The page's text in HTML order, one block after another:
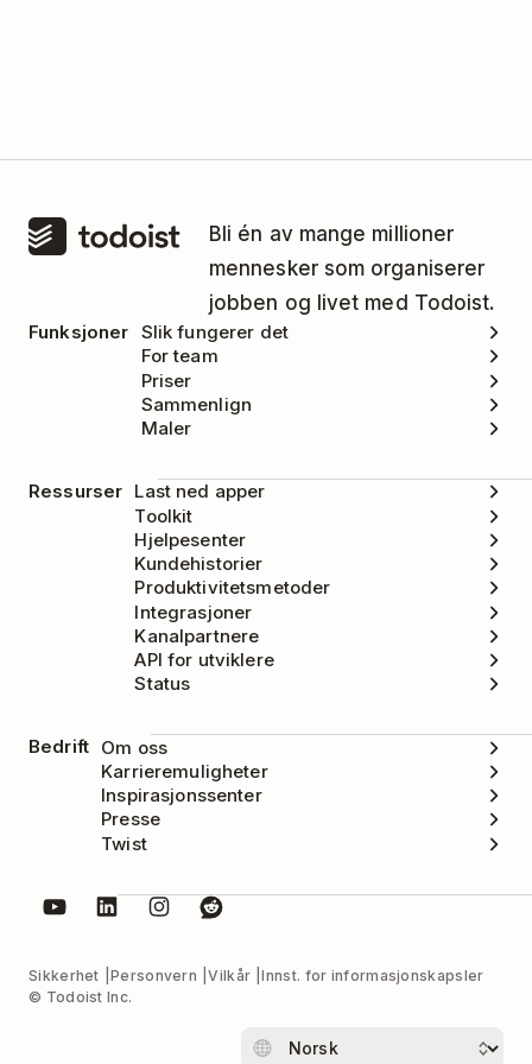
Bli én av mange millioner
mennesker som organiserer
jobben og livet med Todoist.
Funksjoner Slik fungerer det
For team
Priser
Sammenlign
Maler
Ressurser Last ned apper
Toolkit
Hjelpesenter
Kundehistorier
Produktivitetsmetoder
Integrasjoner
Kanalpartnere
API for utviklere
Status
Bedrift Om oss
Karrieremuligheter
Inspirasjonssenter
Presse
Twist
Sikkerhet Personvern Vilkår
Innst. for informasjonskapsler
© Todoist Inc.